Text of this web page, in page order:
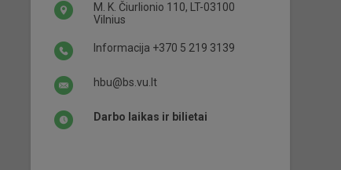
M. K. Čiurlionio 110, LT-03100
Vilnius
Informacija +370 5 219 3139
hbu@bs.vu.lt
Darbo laikas ir bilietai